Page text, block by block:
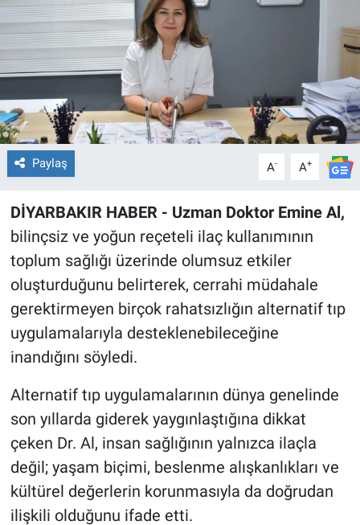
Paylaş A- A+
DİYARBAKIR HABER - Uzman Doktor Emine Al,
bilinçsiz ve yoğun reçeteli ilaç kullanımının
toplum sağlığı üzerinde olumsuz etkiler
oluşturduğunu belirterek, cerrahi müdahale
gerektirmeyen birçok rahatsızlığın alternatif tıp
uygulamalarıyla desteklenebileceğine
inandığını söyledi.
Alternatif tıp uygulamalarının dünya genelinde
son yıllarda giderek yaygınlaştığına dikkat
çeken Dr. Al, insan sağlığının yalnızca ilaçla
değil; yaşam biçimi, beslenme alışkanlıkları ve
kültürel değerlerin korunmasıyla da doğrudan
ilişkili olduğunu ifade etti.
POLİTİKA
SAĞLIK
SPOR
TEKNOLOJİ